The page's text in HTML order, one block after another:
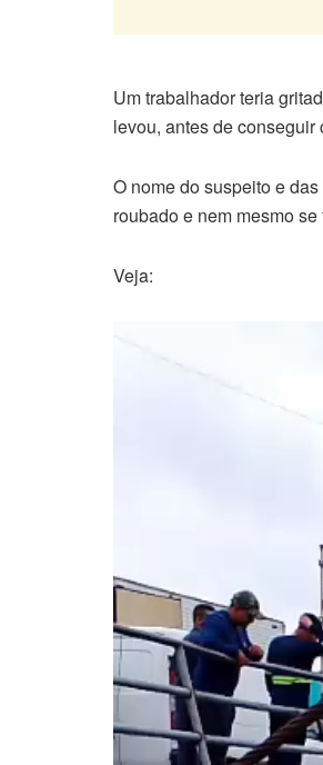
Um trabalhador teria
levou, antes de conseguir
O nome do suspeito e
roubado e nem mesmo
Veja: